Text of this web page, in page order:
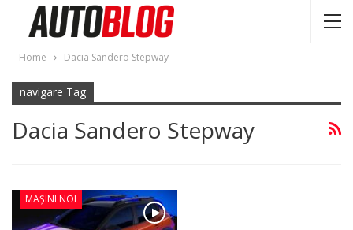
Home Dacia Sandero Stepway
navigare Tag
Dacia Sandero Stepway
MAȘINI NOI